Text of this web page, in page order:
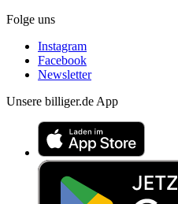
Folge uns
Instagram
Facebook
Newsletter
Unsere billiger.de App